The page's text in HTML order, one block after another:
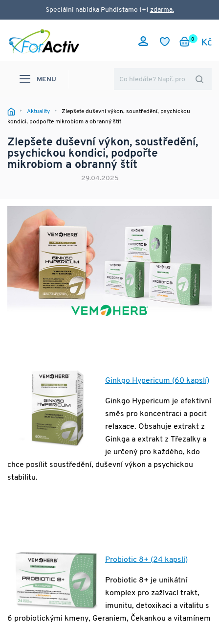
Speciální nabídka Puhdistamo 1+1 zdarma.
0
MENU
Aktuality
Zlepšete duševní výkon, soustředění, psychickou
kondici, podpořte mikrobiom a obranný štít
Zlepšete duševní výkon, soustředění,
psychickou kondici, podpořte
mikrobiom a obranný štít
29.04.2025
Ginkgo Hypericum (60 kapslí)
Ginkgo Hypericum je efektivní
směs pro koncentraci a pocit
relaxace. Obsahuje extrakt z
Ginkga a extrakt z Třezalky a
je určený pro každého, kdo
chce posílit soustředění, duševní výkon a psychickou
stabilitu.
Probiotic 8+ (24 kapslí)
Probiotic 8+ je unikátní
komplex pro zažívací trakt,
imunitu, detoxikaci a vitalitu s
6 probiotickými kmeny, Geraniem, Čekankou a vitamínem